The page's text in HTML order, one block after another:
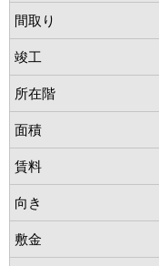
間取り
竣工
所在階
面積
賃料
向き
敷金